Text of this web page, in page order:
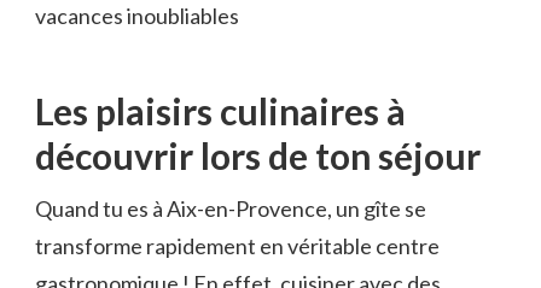
vacances inoubliables
Les plaisirs culinaires à
découvrir lors de ton séjour
Quand tu es à Aix-en-Provence, un gîte se
transforme rapidement en véritable centre
gastronomique ! En effet, cuisiner avec des